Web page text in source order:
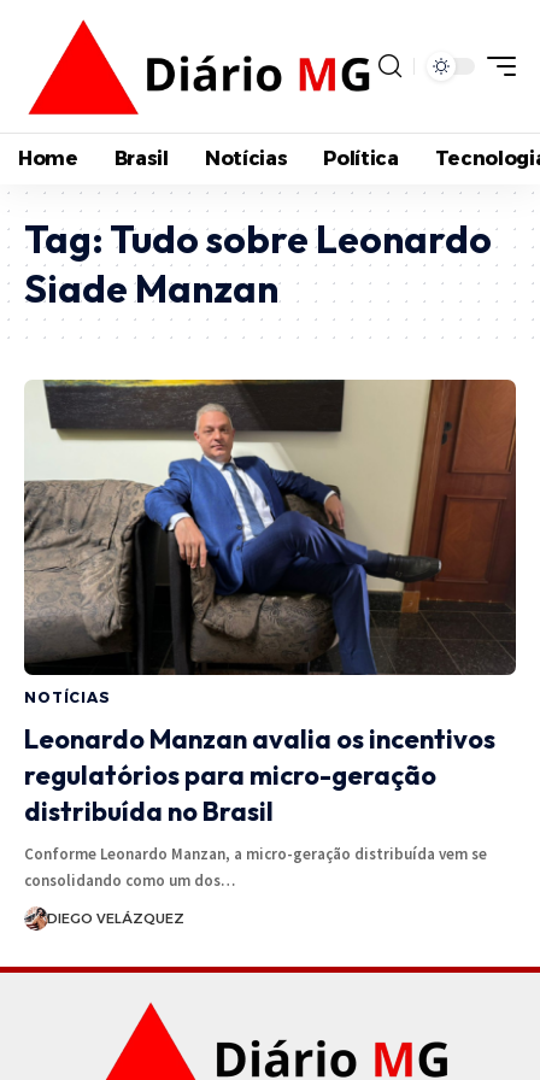
Home Brasil Notícias Política
Tag: Tudo sobre Leonardo
Siade Manzan
NOTÍCIAS
Leonardo Manzan avalia os incentivos
regulatórios para micro-geração
distribuída no Brasil
Conforme Leonardo Manzan, a micro-geração distribuída vem se
consolidando como um dos…
DIEGO VELÁZQUEZ